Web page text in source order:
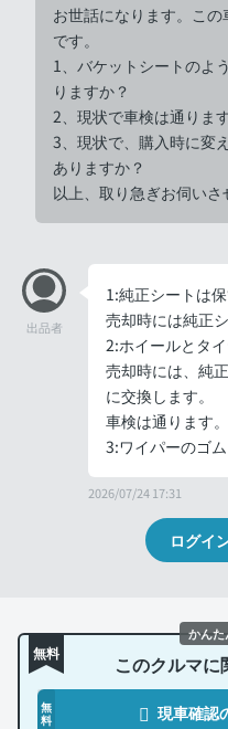
お世話になります。こ
です。
1、バケットシートのよ
りますか？
2、現状で車検は通りま
3、現状で、購入時に変
ありますか？
以上、取り急ぎお伺いさ
出品者
1:純正シートは
売却時には純正
2:ホイールとタ
売却時には、純
に交換します。
車検は通ります。
3:ワイパーのゴム
2026/07/24 17:31
ログイ
無料 このクルマ
無
料
現車確認
かんた